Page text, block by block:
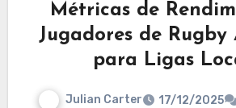
Métricas de
Jugadores de Rugby
para Ligas
Julian Carter 17/12/2025